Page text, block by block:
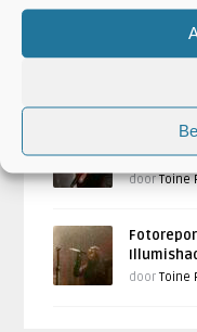
Fotoreportage
festival 2024
Toine
doorToine
doorToine